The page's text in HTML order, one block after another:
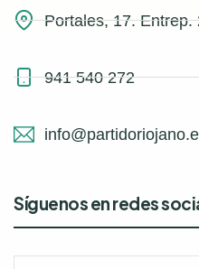
Portales, 17. Entrep.
941 540 272
Síguenos en redes